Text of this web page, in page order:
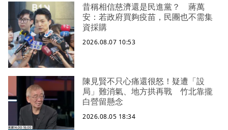
昔稱相信慈濟還是民進黨？ 蔣萬
安：若政府買夠疫苗，民團也不需集
資採購
2026.08.07 10:53
陳見賢不只心痛還很怒！疑遭「設
局」難消氣、地方拱再戰 竹北靠攏
白營留懸念
2026.08.05 18:34